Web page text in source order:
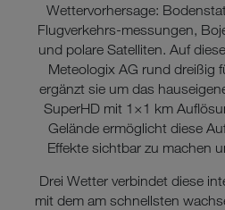
Wettervorhersage:
Flugverkehrs-messungen,
und polare Satelliten. Auf
Meteologix AG rund dreißig
ergänzt sie um das
SuperHD mit 1×1 km
Gelände ermöglicht diese
Effekte sichtbar zu machen
Drei Wetter verbindet diese
mit dem am schnellsten